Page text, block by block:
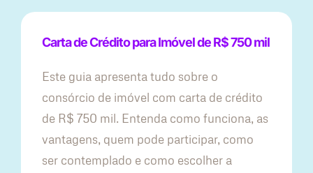
Carta de Crédito para Imóvel de R$ 750 mil
Este guia apresenta tudo sobre o
consórcio de imóvel com carta de crédito
de R$ 750 mil. Entenda como funciona, as
vantagens, quem pode participar, como
ser contemplado e como escolher a